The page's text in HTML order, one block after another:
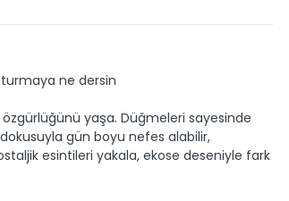
ne dersin
yaşa. Düğmeleri sayesinde
gün boyu nefes alabilir,
esintileri yakala, ekose deseniyle fark